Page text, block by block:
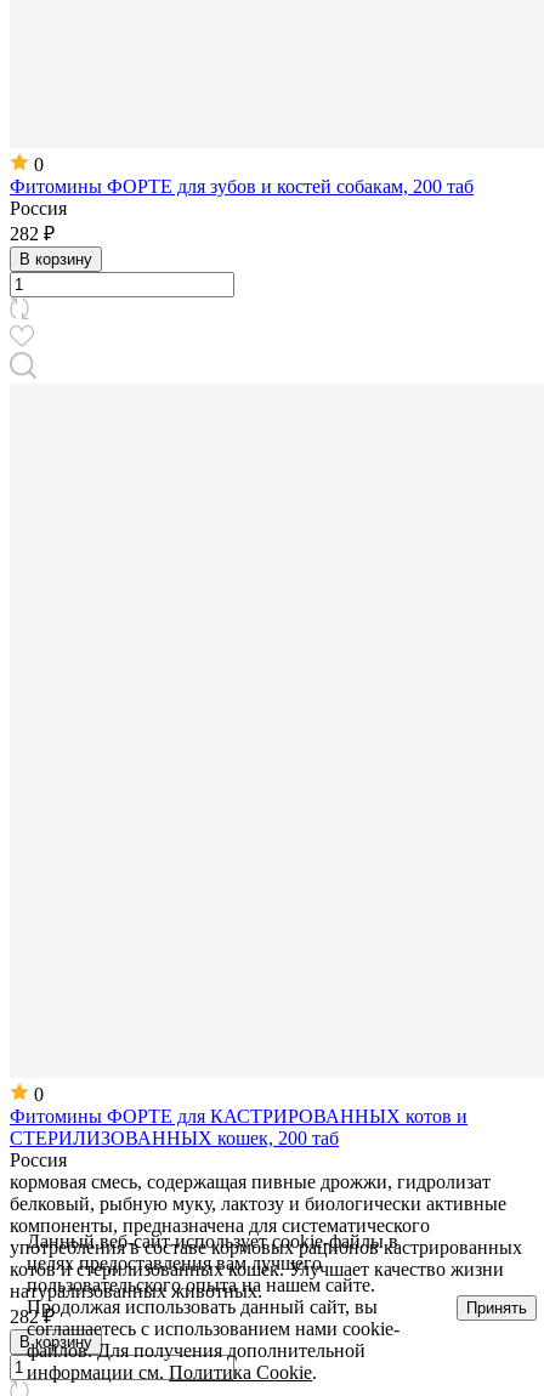
0
Фитомины ФОРТЕ для зубов и костей собакам, 200 таб
Россия
282 ₽
В корзину
0
Фитомины ФОРТЕ для КАСТРИРОВАННЫХ котов и
СТЕРИЛИЗОВАННЫХ кошек, 200 таб
Россия
кормовая смесь, содержащая пивные дрожжи, гидролизат
белковый, рыбную муку, лактозу и биологически активные
компоненты, предназначена для систематического
употребления в составе кормовых рационов кастрированных
котов и стерилизованных кошек. Улучшает качество жизни
натурализованных животных.
282 ₽
В корзину
Данный веб-сайт использует cookie-файлы в
целях предоставления вам лучшего
пользовательского опыта на нашем сайте.
Продолжая использовать данный сайт, вы
соглашаетесь с использованием нами cookie-
файлов. Для получения дополнительной
информации см.Политика Cookie.
Принять